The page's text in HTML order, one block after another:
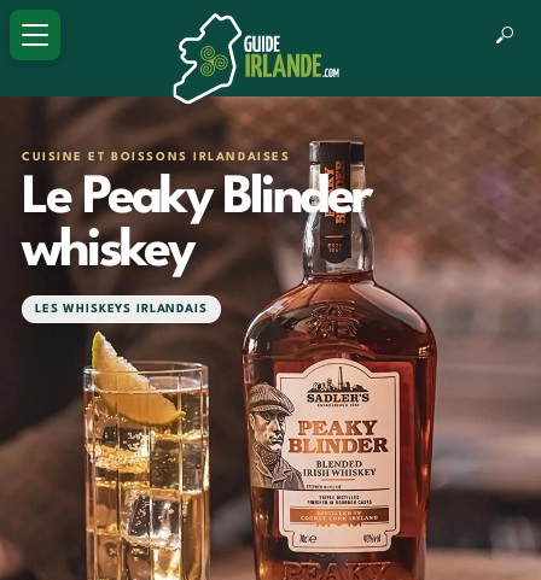
CUISINE ET BOISSONS IRLANDAISES
Le Peaky Blinder
whiskey
LES WHISKEYS IRLANDAIS